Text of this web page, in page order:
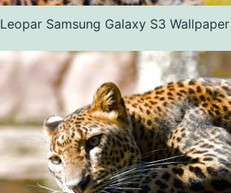
Leopar Samsung Galaxy S3 Wallpaper